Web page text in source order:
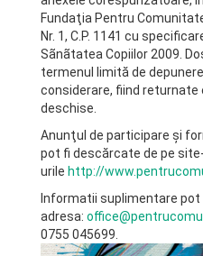
Fundaţia Pentru
Nr. 1, C.P. 1141 cu
Sãnãtatea Copiilor 2009.
termenul limită de
considerare, fiind returnate
deschise.
Anunţul de participare şi
pot fi descărcate de pe site-
urile http://
Informatii suplimentare pot
adresa:
0755 045699.